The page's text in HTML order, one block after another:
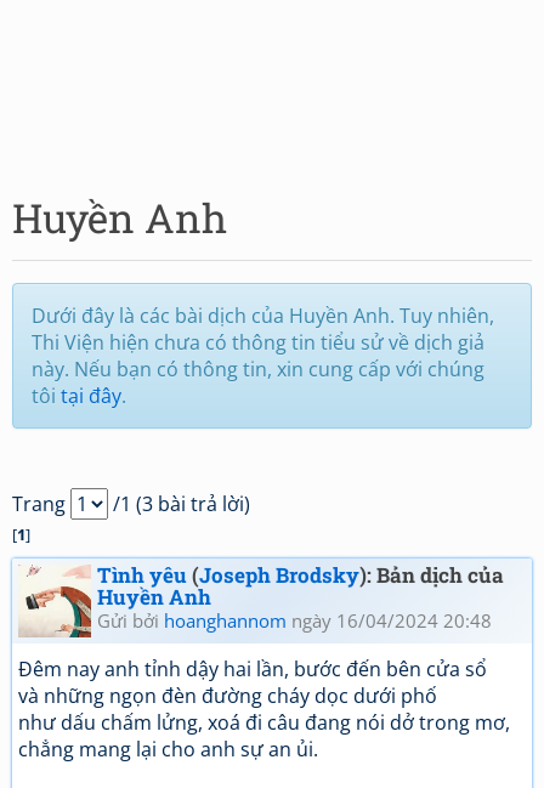
Huyền Anh
Dưới đây là các bài dịch của Huyền Anh. Tuy nhiên,
Thi Viện hiện chưa có thông tin tiểu sử về dịch giả
này. Nếu bạn có thông tin, xin cung cấp với chúng
tôi tại đây.
Trang /1 (3 bài trả lời)
[1]
Tình yêu(Joseph Brodsky): Bản dịch của
Huyền Anh
Gửi bởi hoanghannom ngày 16/04/2024 20:48
Đêm nay anh tỉnh dậy hai lần, bước đến bên cửa sổ
và những ngọn đèn đường cháy dọc dưới phố
như dấu chấm lửng, xoá đi câu đang nói dở trong mơ,
chẳng mang lại cho anh sự an ủi.